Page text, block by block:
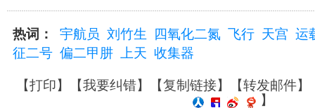
热词： 宇航员 刘竹生 四氧化二氮 飞行 天宫 运
征二号 偏二甲肼 上天 收集器
【打印】【我要纠错】【复制链接】【转发邮件】
】